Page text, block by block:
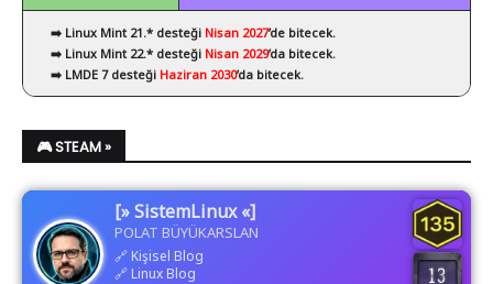
➡️ Linux Mint 21.* desteği Nisan 2027’de bitecek.
➡️ Linux Mint 22.* desteği Nisan 2029’da bitecek.
➡️ LMDE 7 desteği Haziran 2030’da bitecek.
🎮 STEAM »
[» SistemLinux «]
POLAT BÜYÜKARSLAN
🔗 Kişisel Blog
🔗 Linux Blog